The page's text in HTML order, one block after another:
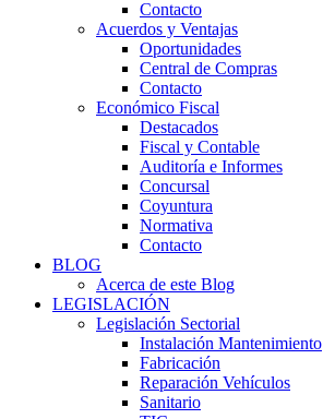
Contacto
Acuerdos y Ventajas
Oportunidades
Central de Compras
Contacto
Económico Fiscal
Destacados
Fiscal y Contable
Auditoría e Informes
Concursal
Coyuntura
Normativa
Contacto
BLOG
Acerca de este Blog
LEGISLACIÓN
Legislación Sectorial
Instalación Mantenimiento
Fabricación
Reparación Vehículos
Sanitario